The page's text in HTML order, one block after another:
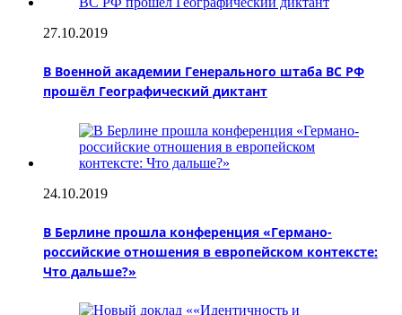
27.10.2019
В Военной академии Генерального штаба ВС РФ
прошёл Географический диктант
24.10.2019
В Берлине прошла конференция «Германо-
российские отношения в европейском контексте:
Что дальше?»